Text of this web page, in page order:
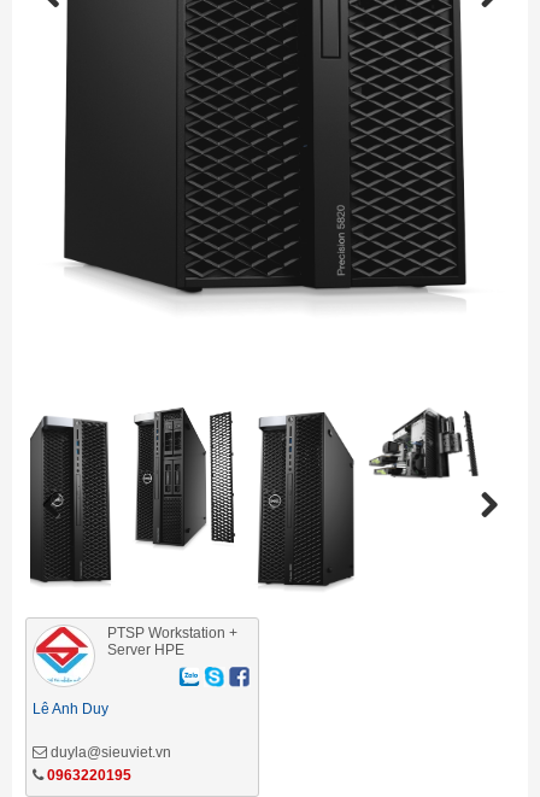
Previous
PTSP Workstation +
Server HPE
Lê Anh Duy
duyla@sieuviet.vn
0963220195